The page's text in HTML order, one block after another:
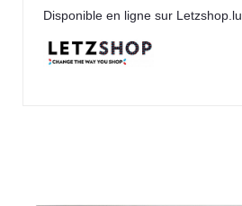
Disponible en ligne sur Letzshop.lu